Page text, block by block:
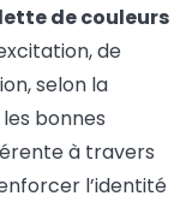
de couleurs
de
selon la
bonnes
à travers
l’identité